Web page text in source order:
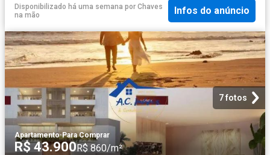
Disponibilizado há uma semana por Chaves
na mão
Infos do anúncio
7 fotos
Apartamento·Para Comprar
R$ 43.900R$ 860/m²